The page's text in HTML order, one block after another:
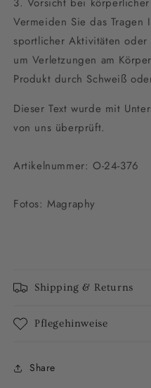
Vermeiden Sie das Tragen
sportlicher Aktivitäten oder
um Verletzungen am
Produkt durch Schweiß
Dieser Text wurde mit
von uns überprüft.
Artikelnummer: O-24-376
Fotos: Magraphy
Shipping & Returns
Pflegehinweise
Share